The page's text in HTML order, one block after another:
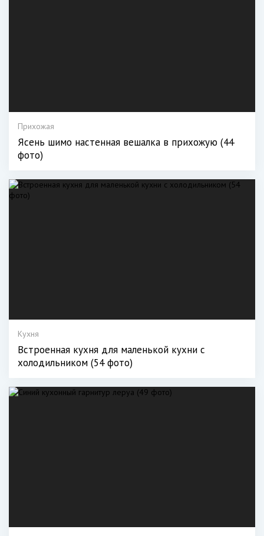
Прихожая
Ясень шимо настенная вешалка в прихожую (44
фото)
Кухня
Встроенная кухня для маленькой кухни с
холодильником (54 фото)